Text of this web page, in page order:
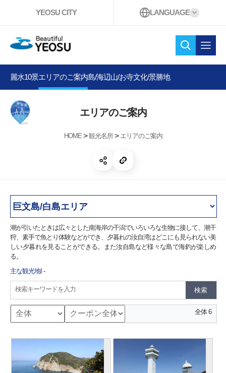
YEOSU CITY LANGUAGE
Beautiful YEOSU
検索
オー
麗水10景エリアのご案内島/海辺山/お寺文化/景勝地
エリアのご案内
HOME>観光名所> エリアのご案内
共有する 開く
潮が引いたときは広々とした南海岸の干潟でいろいろな生物に接して、潮干
狩、素手で魚とり体験などができ、夕暮れの汝自湾はどこにも見られない美
しい夕暮れを見ることができる。また汝自島など様々な島で海釣が楽しめ
る。
主な観光地I -
検索キーワードを入力
全体 6